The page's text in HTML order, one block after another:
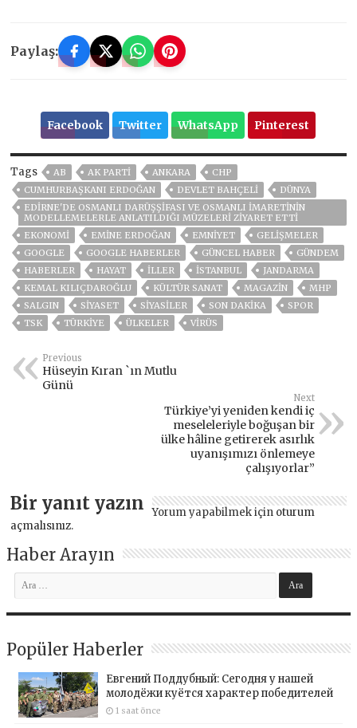
Paylaş:
Facebook Twitter WhatsApp Pinterest
Tags AB AK PARTİ ANKARA
CHP
CUMHURBAŞKANI ERDOĞAN
DEVLET BAHÇELİ
DÜNYA
EDIRNE'DE OSMANLI DARÜŞŞIFASI VE OSMANLI IMARETININ
MODELLEMELERLE ANLATILDIĞI MÜZELERI ZIYARET ETTI
EKONOMİ
EMINE ERDOĞAN EMNİYET
GELIŞMELER
GOOGLE
GOOGLE HABERLER GÜNCEL HABER
GÜNDEM
HABERLER
HAYAT İLLER ISTANBUL
JANDARMA
KEMAL KILIÇDAROĞLU
KÜLTÜR SANAT MAGAZİN
MHP
SALGIN
SİYASET SİYASİLER SON DAKIKA
SPOR
TSK
TÜRKİYE ÜLKELER VIRÜS
Previous
Hüseyin Kıran `ın Mutlu
Günü
Next
Türkiye’yi yeniden kendi iç
meseleleriyle boğuşan bir
ülke hâline getirerek asırlık
uyanışımızı önlemeye
çalışıyorlar”
Bir yanıt yazın Yorum yapabilmek için oturum
açmalısınız.
Haber Arayın
Popüler Haberler
Евгений Поддубный: Сегодня у нашей
молодёжи куётся характер победителей
1 saat önce